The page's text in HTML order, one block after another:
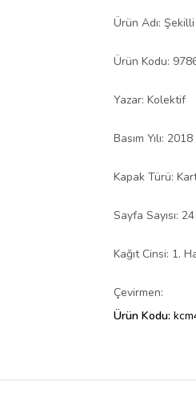
Ürün Adı:
Ürün Kodu:
Yazar: Kolektif
Basım Yılı: 2018
Kapak Türü:
Sayfa Sayısı: 24
Kağıt Cinsi: 1.
Çevirmen:
Ürün Kodu: